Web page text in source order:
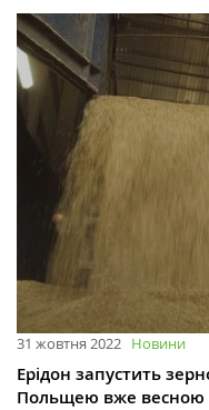
31 жовтня 2022 Новини
Ерідон запустить
Польщею вже весною